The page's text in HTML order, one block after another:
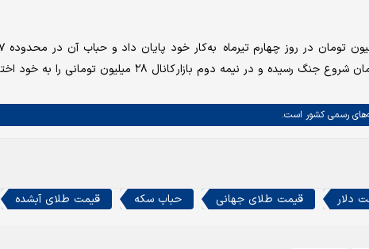
نیمه دوم بازار کانال ۲۸ میلیون تومانی را به خود اختصاص داد.
رسمی کشور است.
دلار قیمت طلای جهانی حباب سکه قیمت طلای آبشده